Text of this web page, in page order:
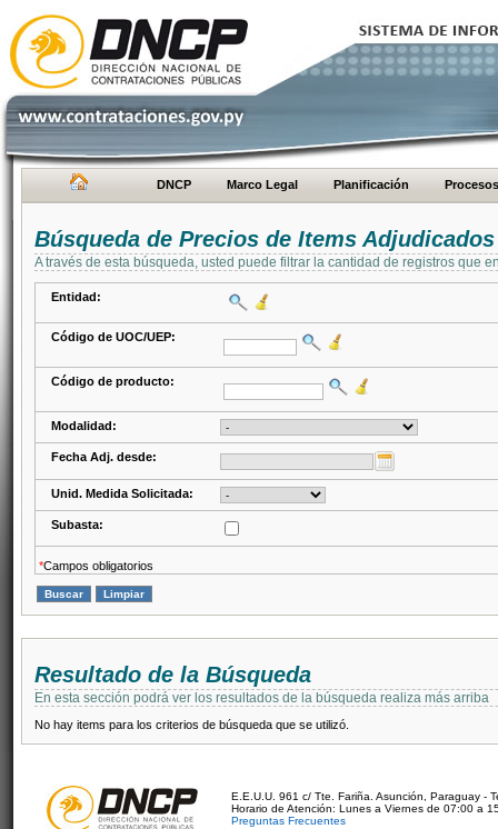
DNCP Marco Legal Planificación Procesos
Búsqueda de Precios de Items Adjudicados
A través de esta búsqueda, usted puede filtrar la cantidad de registros que
Entidad:
Código de UOC/UEP:
Código de producto:
Modalidad:
Fecha Adj. desde:
Unid. Medida Solicitada:
Subasta:
*Campos obligatorios
Resultado de la Búsqueda
En esta sección podrá ver los resultados de la búsqueda realiza más arriba
No hay items para los criterios de búsqueda que se utilizó.
E.E.U.U. 961 c/ Tte. Fariña. Asunción, Paraguay -
Horario de Atención: Lunes a Viernes de 07:00 a
Preguntas Frecuentes